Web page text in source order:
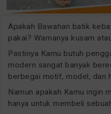
Apakah Bawahan batik
pakai? Warnanya kusam
Pastinya Kamu butuh
modern sangat banyak
berbegai motif, model, dan
Namun apakah Kamu ingin
hanya untuk membeli